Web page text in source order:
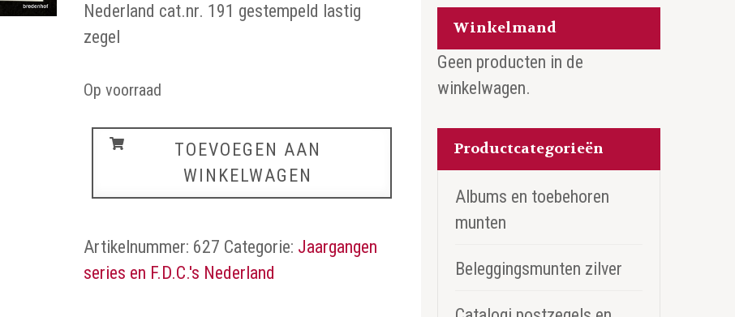
Nederland cat.nr. 191 gestempeld lastig
zegel
Op voorraad
Nederland
TOEVOEGEN AAN
WINKELWAGEN
Artikelnummer: 627 Categorie: Jaargangen
series en F.D.C.'s Nederland
Winkelmand
Geen producten in de
winkelwagen.
Productcategorieën
Albums en toebehoren
munten
Beleggingsmunten zilver